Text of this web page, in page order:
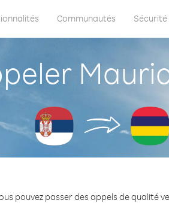
Communautés Sécurité
pouvez passer des appels de qualité